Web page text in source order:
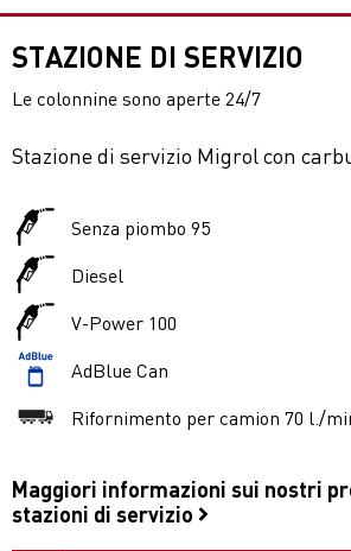
STAZIONE DI SERVIZIO
Le colonnine sono aperte 24/7
Stazione di servizio Migrol con
Senza piombo 95
Diesel
V-Power 100
AdBlue Can
Rifornimento per camion 70 l./
Maggiori informazioni sui nostri
stazioni di servizio